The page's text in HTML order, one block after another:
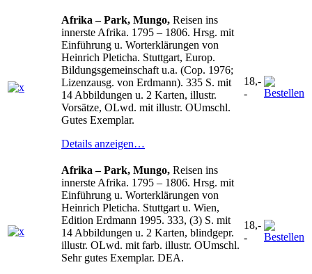
Afrika – Park, Mungo, Reisen ins
innerste Afrika. 1795 – 1806. Hrsg. mit
Einführung u. Worterklärungen von
Heinrich Pleticha. Stuttgart, Europ.
Bildungsgemeinschaft u.a. (Cop. 1976;
Lizenzausg. von Erdmann). 335 S. mit
14 Abbildungen u. 2 Karten, illustr.
Vorsätze, OLwd. mit illustr. OUmschl.
Gutes Exemplar.
Details anzeigen…
18,-
-
Afrika – Park, Mungo, Reisen ins
innerste Afrika. 1795 – 1806. Hrsg. mit
Einführung u. Worterklärungen von
Heinrich Pleticha. Stuttgart u. Wien,
Edition Erdmann 1995. 333, (3) S. mit
14 Abbildungen u. 2 Karten, blindgepr.
illustr. OLwd. mit farb. illustr. OUmschl.
Sehr gutes Exemplar. DEA.
18,-
-